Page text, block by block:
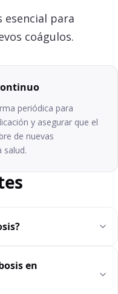
esencial para
coágulos.
periódica para
y asegurar que el
de nuevas
salud.
en